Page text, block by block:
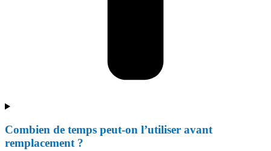
Combien de temps peut-on l’utiliser avant
remplacement ?